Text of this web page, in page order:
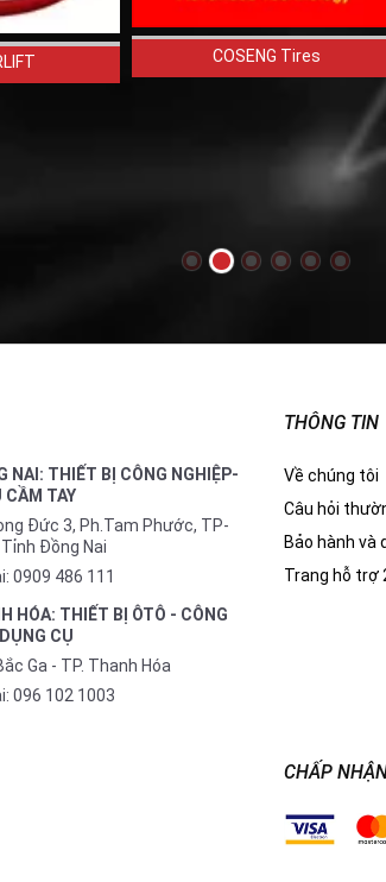
COSENG Tires
NAI: THIẾT BỊ CÔNG NGHIỆP-
CẦM TAY
Đức 3, Ph.Tam Phước, TP-
Tỉnh Đồng Nai
0909 486 111
HÓA: THIẾT BỊ ÔTÔ - CÔNG
CỤ
Ga - TP. Thanh Hóa
096 102 1003
THÔNG TIN
Về chúng tôi
Câu hỏi
Bảo hành và
Trang hỗ trợ
CHẤP